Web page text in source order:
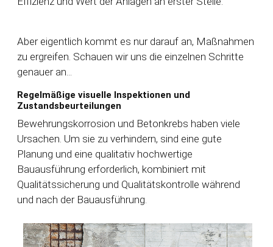
Aber eigentlich kommt es nur darauf an, Maßnahmen
zu ergreifen. Schauen wir uns die einzelnen Schritte
genauer an...
Regelmäßige visuelle Inspektionen und
Zustandsbeurteilungen
Bewehrungskorrosion und Betonkrebs haben viele
Ursachen. Um sie zu verhindern, sind eine gute
Planung und eine qualitativ hochwertige
Bauausführung erforderlich, kombiniert mit
Qualitätssicherung und Qualitätskontrolle während
und nach der Bauausführung.